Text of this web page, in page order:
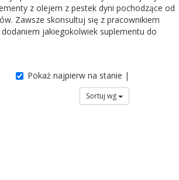
z olejem z pestek dyni pochodzące od
Zawsze skonsultuj się z pracownikiem
dodaniem jakiegokolwiek suplementu do
Pokaż najpierw na stanie |
Sortuj wg